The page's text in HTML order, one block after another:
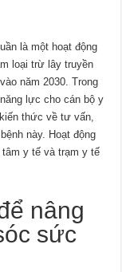
là một hoạt động
loại trừ lây truyền
năm 2030. Trong
lực cho cán bộ y
thức về tư vấn,
này. Hoạt động
y tế và trạm y tế
nâng
sức